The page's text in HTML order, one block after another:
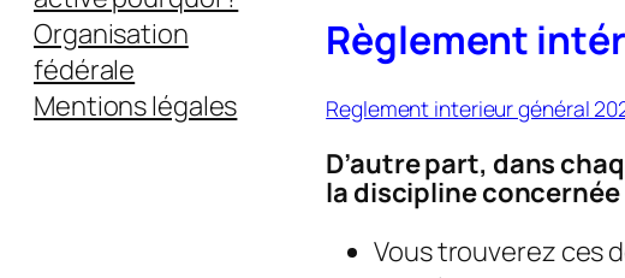
Organisation
fédérale
Mentions légales
Règlement
Reglement interieur général
D’autre part, dans
la discipline concernée
Vous trouverez ces